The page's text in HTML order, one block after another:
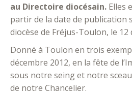
au Directoire diocésain. Elles
partir de la date de publication
diocèse de Fréjus-Toulon, le 12
Donné à Toulon en trois
décembre 2012, en la fête de
sous notre seing et notre
de notre Chancelier.